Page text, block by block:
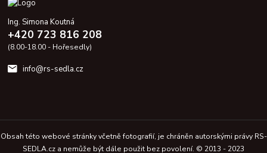
Ing. Simona Koutná
+420 723 816 208
(8.00-18.00 - Hořesedly)
info@rs-sedla.cz
Obsah této webové stránky včetně fotografií, je chráněn autorskými právy RS-
SEDLA.cz a nemůže být dále použit bez povolení. © 2013 - 2023